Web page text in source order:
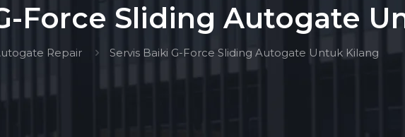
Force Sliding Autogate
Repair Servis Baiki G-Force Sliding Autogate Untuk Kilang